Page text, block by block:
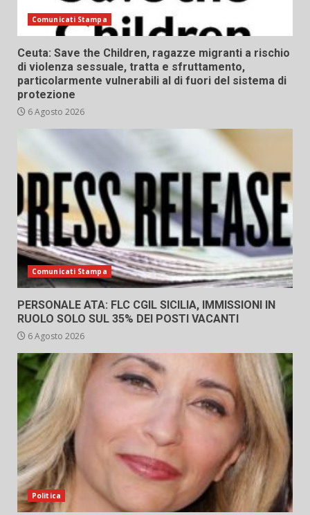
Comunicati Stampa
Ceuta: Save the Children, ragazze migranti a rischio
di violenza sessuale, tratta e sfruttamento,
particolarmente vulnerabili al di fuori del sistema di
protezione
6 Agosto 2026
Comunicati Stampa
PERSONALE ATA: FLC CGIL SICILIA, IMMISSIONI IN
RUOLO SOLO SUL 35% DEI POSTI VACANTI
6 Agosto 2026
Politica